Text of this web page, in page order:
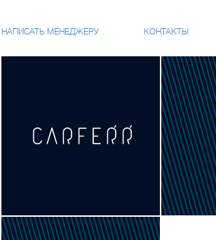
НАПИСАТЬ МЕНЕДЖЕРУ КОНТАКТЫ